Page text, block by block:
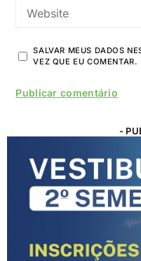
SALVAR MEUS DADOS
VEZ QUE EU COMENTAR.
-